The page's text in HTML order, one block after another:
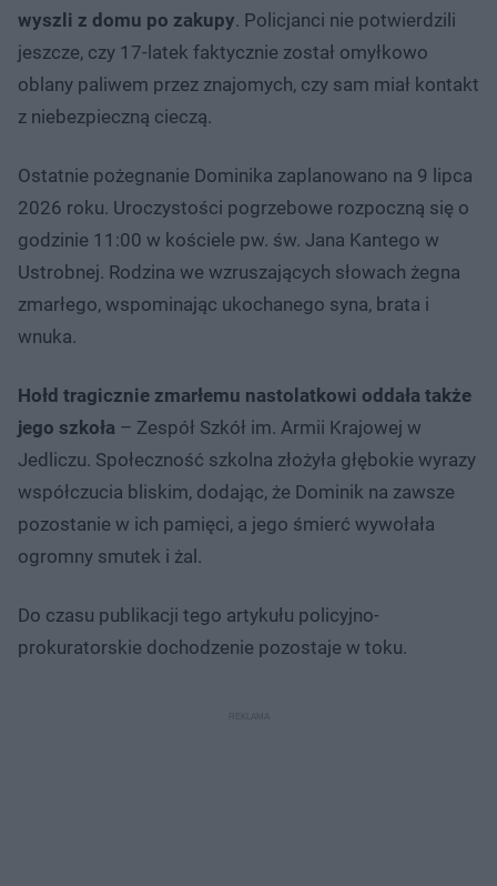
wyszli z domu po zakupy. Policjanci nie potwierdzili
jeszcze, czy 17-latek faktycznie został omyłkowo
oblany paliwem przez znajomych, czy sam miał kontakt
z niebezpieczną cieczą.
Ostatnie pożegnanie Dominika zaplanowano na 9 lipca
2026 roku. Uroczystości pogrzebowe rozpoczną się o
godzinie 11:00 w kościele pw. św. Jana Kantego w
Ustrobnej. Rodzina we wzruszających słowach żegna
zmarłego, wspominając ukochanego syna, brata i
wnuka.
Hołd tragicznie zmarłemu nastolatkowi oddała także
jego szkoła – Zespół Szkół im. Armii Krajowej w
Jedliczu. Społeczność szkolna złożyła głębokie wyrazy
współczucia bliskim, dodając, że Dominik na zawsze
pozostanie w ich pamięci, a jego śmierć wywołała
ogromny smutek i żal.
Do czasu publikacji tego artykułu policyjno-
prokuratorskie dochodzenie pozostaje w toku.